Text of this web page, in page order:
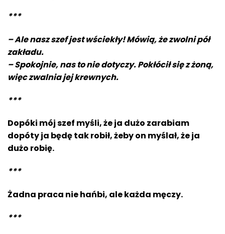
***
– Ale nasz szef jest wściekły! Mówią, że zwolni pół
zakładu.
– Spokojnie, nas to nie dotyczy. Pokłócił się z żoną,
więc zwalnia jej krewnych.
***
Dopóki mój szef myśli, że ja dużo zarabiam
dopóty ja będę tak robił, żeby on myślał, że ja
dużo robię.
***
Żadna praca nie hańbi, ale każda męczy.
***